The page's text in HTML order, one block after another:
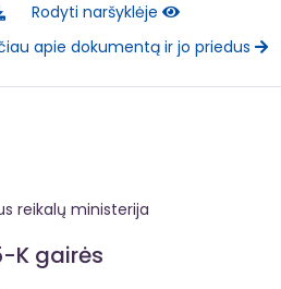
Rodyti naršyklėje
apie dokumentą ir jo priedus
reikalų ministerija
K gairės